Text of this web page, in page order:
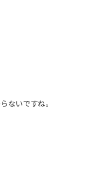
ないですね。